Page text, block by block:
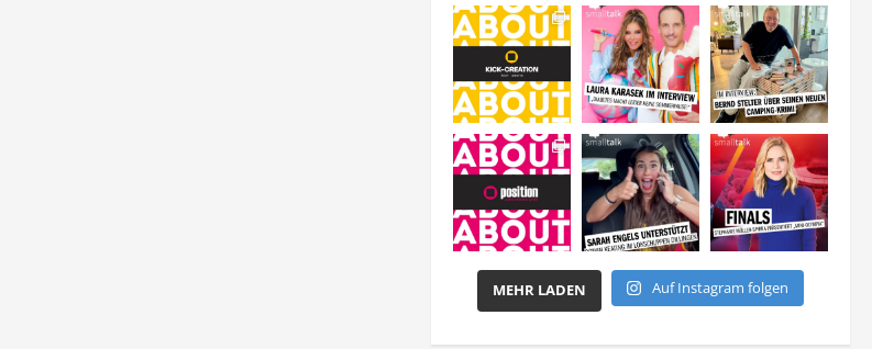
MEHR LADEN Auf Instagram folgen